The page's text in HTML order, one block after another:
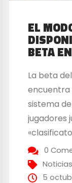
EL
BETA
La beta
encuentra
sistema
jugadores
bajas,
las ocho
0
5